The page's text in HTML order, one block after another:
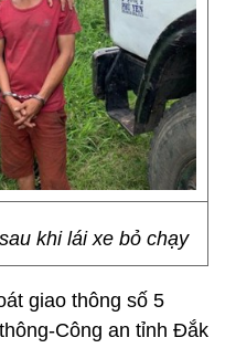
khi lái xe bỏ chạy
giao thông số 5
Công an tỉnh Đắk